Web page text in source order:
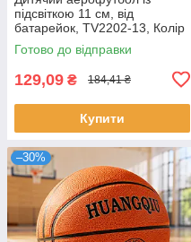
підсвіткою 11 см, від
батарейок, TV2202-13, Колір
Рандом/футбольний
аером'яч/М'яч льотний
Готово до відправки
129,09 ₴ 184,41 ₴
Купити
–30%